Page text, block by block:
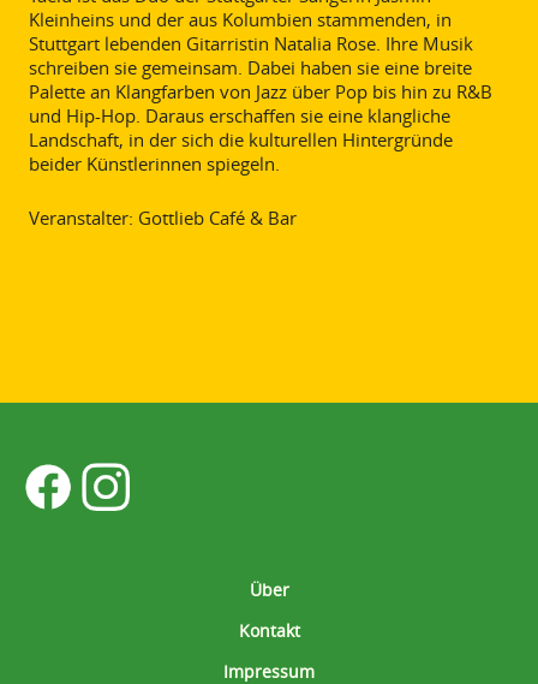
Kleinheins und der aus Kolumbien stammenden, in
Stuttgart lebenden Gitarristin Natalia Rose. Ihre Musik
schreiben sie gemeinsam. Dabei haben sie eine breite
Palette an Klangfarben von Jazz über Pop bis hin zu R&B
und Hip-Hop. Daraus erschaffen sie eine klangliche
Landschaft, in der sich die kulturellen Hintergründe
beider Künstlerinnen spiegeln.
Veranstalter: Gottlieb Café & Bar
Über
Kontakt
Impressum